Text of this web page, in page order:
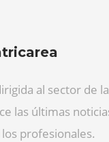
al sector de
las últimas
profesionales.